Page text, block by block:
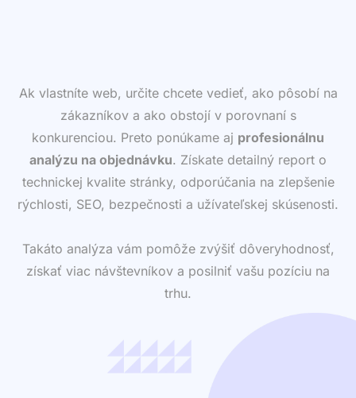
Ak vlastníte web, určite chcete vedieť, ako pôsobí na
zákazníkov a ako obstojí v porovnaní s
konkurenciou. Preto ponúkame aj profesionálnu
analýzu na objednávku. Získate detailný report o
technickej kvalite stránky, odporúčania na zlepšenie
rýchlosti, SEO, bezpečnosti a užívateľskej skúsenosti.
Takáto analýza vám pomôže zvýšiť dôveryhodnosť,
získať viac návštevníkov a posilniť vašu pozíciu na
trhu.